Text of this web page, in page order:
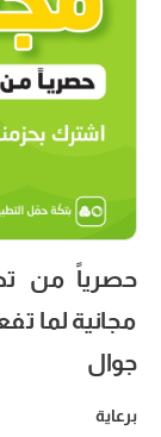
حصرياً من
مجانية لما
جوال
برعاية